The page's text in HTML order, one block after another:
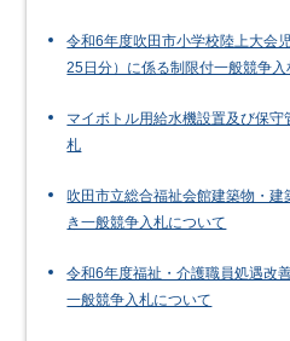
令和6年度吹田市小学校陸上大会
25日分）に係る制限付一般競争入
マイボトル用給水機設置及び保
札
吹田市立総合福祉会館建築物・
き一般競争入札について
令和6年度福祉・介護職員処遇改
一般競争入札について